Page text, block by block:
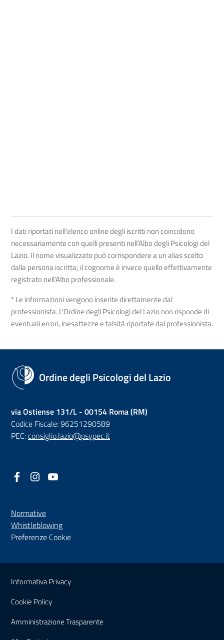
I dati riportati nell'elenco online degli iscritti non coincidono
necessariamente con quelli presenti nell’Albo degli Psicologi del
Lazio. Il nome visualizzato può corrispondere a un alias scelto
dalla persona iscritta; il cognome è invece quello effettivamente
registrato nell’Albo professionale.
* Le informazioni vengono inserite direttamente dal
professionista. L'Ordine degli Psicologi del Lazio non risponde di
eventuali errori, inesattezze e falsità riportate dal professionista.
Ordine degli Psicologi del Lazio
via Ostiense 131/L - 00154 Roma (RM)
Codice Fiscale: 96251290589
PEC:consiglio.lazio@psypec.it
Facebook
(nuova scheda - new tab)
Instagram
(nuova scheda - new tab)
Normative
Whistleblowing(nuova scheda - new tab)
Preferenze Cookie
Sezione Link Utili
Informativa Privacy
Cookie Policy
Amministrazione Trasparente